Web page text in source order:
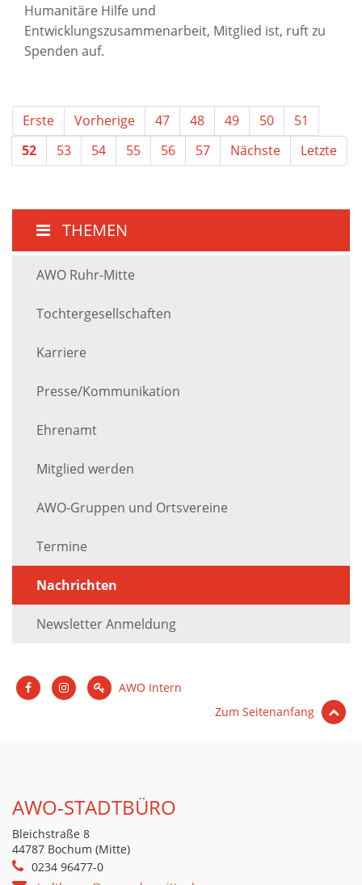
Humanitäre Hilfe und
Entwicklungszusammenarbeit, Mitglied ist, ruft zu
Spenden auf.
Erste Vorherige 47 48 49 50
51
52
53 54 55 56 57 Nächste Letzte
THEMEN
AWO Ruhr-Mitte
Tochtergesellschaften
Karriere
Presse/Kommunikation
Ehrenamt
Mitglied werden
AWO-Gruppen und Ortsvereine
Termine
Nachrichten
Newsletter Anmeldung
AWO Intern
Zum Seitenanfang
AWO-STADTBÜRO
Bleichstraße 8
44787 Bochum (Mitte)
0234 96477-0